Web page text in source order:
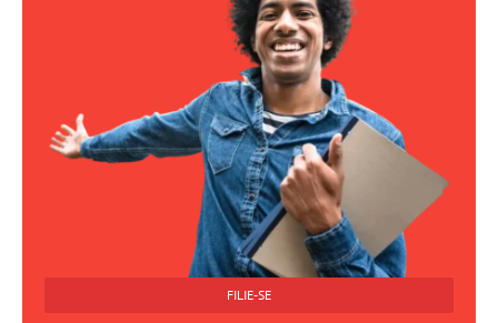
FILIE-SE